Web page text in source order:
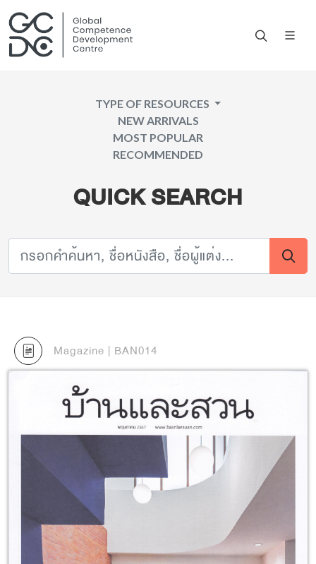
TYPE OF RESOURCES
NEW ARRIVALS
MOST POPULAR
RECOMMENDED
QUICK SEARCH
Magazine | BAN014